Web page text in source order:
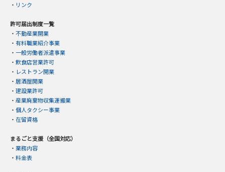
・ リンク
許可届出制度一覧
・ 不動産業開業
・ 有料職業紹介事業
・ 一般労働者派遣事業
・ 飲食店営業許可
・ レストラン開業
・ 居酒屋開業
・ 建設業許可
・ 産業廃棄物収集運搬業
・ 個人タクシー事業
・ 在留資格
まるごと支援（全国対応）
・ 業務内容
・ 料金表